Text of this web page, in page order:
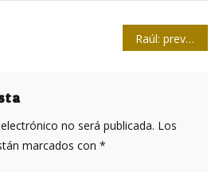
Raúl: prevemos que economía cubana retomará crecimiento en 2017
no será publicada. Los
marcados con *